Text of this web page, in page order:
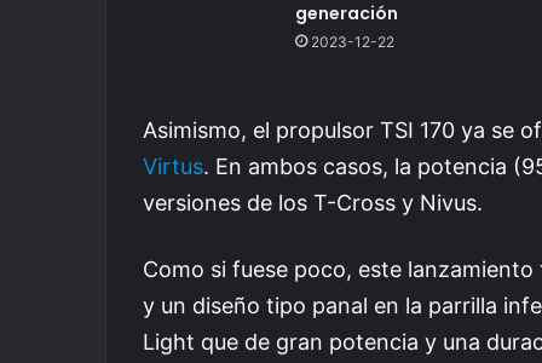
generación
2023-12-22
Asimismo, el propulsor TSI 170 ya se
Virtus. En ambos casos, la potencia
versiones de los T-Cross y Nivus.
Como si fuese poco, este
y un diseño tipo panal en la parrilla
Light que de gran potencia y una